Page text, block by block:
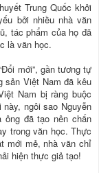
Trung Quốc khởi
bởi nhiều nhà văn
tác phẩm của họ đã
là văn học.
mới”, gần tương tự
sản Việt Nam đã kêu
Nam bị ràng buộc
ngôi sao Nguyễn
ông đã tạo nên chấn
trong văn học. Thực
mới mẻ, nhà văn chỉ
hiện thực giả tạo!